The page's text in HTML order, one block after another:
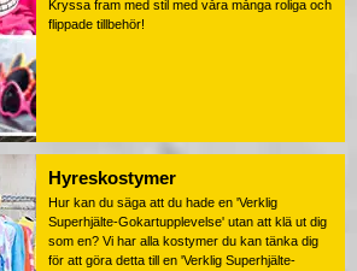
Kryssa fram med stil med våra många roliga och
flippade tillbehör!
Hyreskostymer
Hur kan du säga att du hade en 'Verklig
Superhjälte-Gokartupplevelse' utan att klä ut dig
som en? Vi har alla kostymer du kan tänka dig
för att göra detta till en 'Verklig Superhjälte-